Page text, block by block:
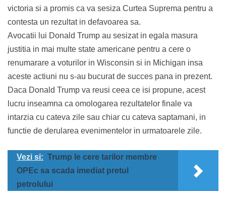
victoria si a promis ca va sesiza Curtea Suprema pentru a
contesta un rezultat in defavoarea sa.
Avocatii lui Donald Trump au sesizat in egala masura
justitia in mai multe state americane pentru a cere o
renumarare a voturilor in Wisconsin si in Michigan insa
aceste actiuni nu s-au bucurat de succes pana in prezent.
Daca Donald Trump va reusi ceea ce isi propune, acest
lucru inseamna ca omologarea rezultatelor finale va
intarzia cu cateva zile sau chiar cu cateva saptamani, in
functie de derularea evenimentelor in urmatoarele zile.
Vezi si: Trump le cere tarilor membre
OPEc sa scada imediat pretul
petrolului